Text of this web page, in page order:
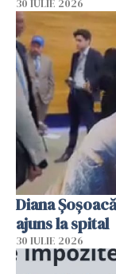
30 IULIE 2026
Diana
ajuns la spital
30 IULIE 2026